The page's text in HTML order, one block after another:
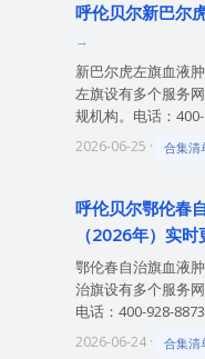
呼伦贝尔新巴尔
新巴尔虎左旗血液
左旗设有多个服务
规机构。电话：
2026-06-25 · 合集清
呼伦贝尔鄂伦春
（2026年）实时
鄂伦春自治旗血液
治旗设有多个服务
电话：400-928-
2026-06-24 · 合集清